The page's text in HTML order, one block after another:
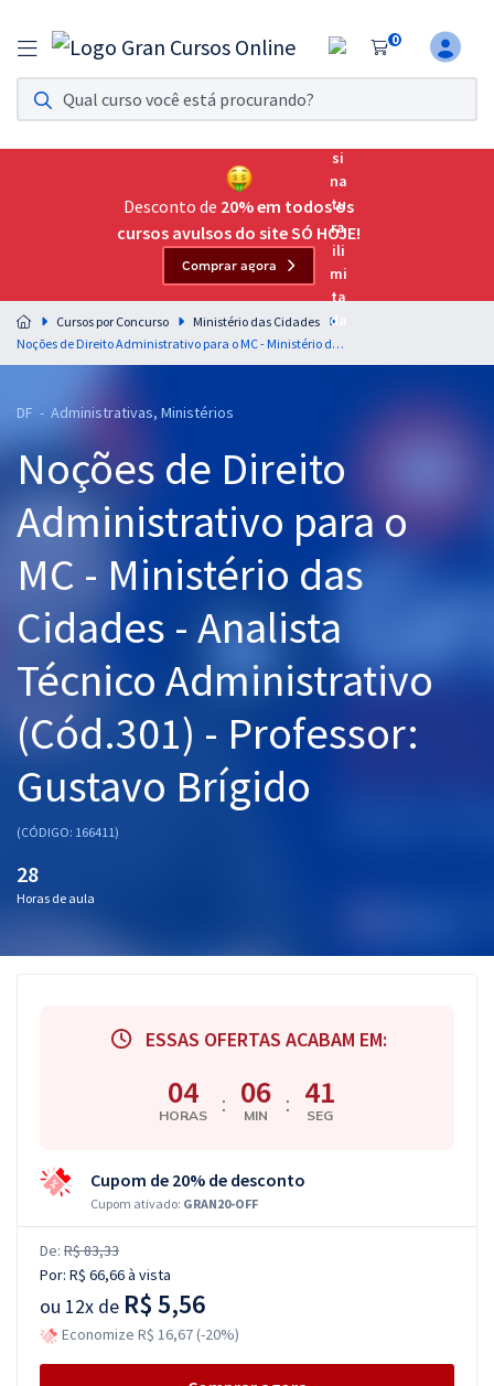
0
Assinatura Ilimitada 11
Acesso a todos os cursos. Teste grátis por 7 dias!
Assinatura OAB Até Passar
Acesso ilimitado a toda preparação para o Exame da
Residências Multiprofissionais
Preparação completa e intensiva para as principais
residências em saúde do Brasil
Cursos 20% OFF
Pós
Graduação
OAB
Mentorias
Questões grátis
Desconto de 20% em todos os
cursos avulsos do site SÓ HOJE!
Comprar agora
Cursos por Concurso
Ministério das Cidades
Noções de Direito Administrativo para o MC - Ministério das Cidades - Analista Técnico Administrativo (Cód.301) - Professor: Gustavo Brígido
DF - Administrativas, Ministérios
Noções de Direito
Administrativo para o
MC - Ministério das
Cidades - Analista
Técnico Administrativo
(Cód.301) - Professor:
Gustavo Brígido
(CÓDIGO: 166411)
28
Horas de aula
ESSAS OFERTAS ACABAM EM:
04
HORAS : 06
MIN : 41
SEG
Cupom de 20% de desconto
Cupom ativado: GRAN20-OFF
De: R$ 83,33
Por: R$ 66,66à vista
ou 12x de R$ 5,56
Economize R$ 16,67 (-20%)